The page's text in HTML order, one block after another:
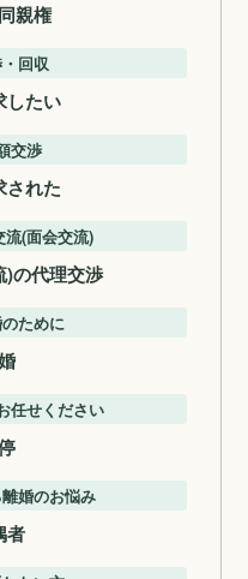
親権
回収
したい
交渉
された
(面会交流)
)の代理交渉
ために
任せください
婚のお悩み
者